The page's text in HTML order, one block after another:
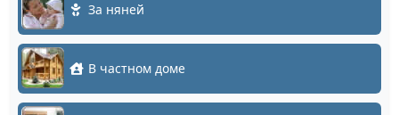
За няней
В частном доме